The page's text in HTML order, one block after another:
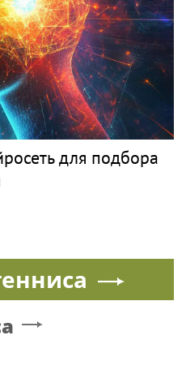
для подбора